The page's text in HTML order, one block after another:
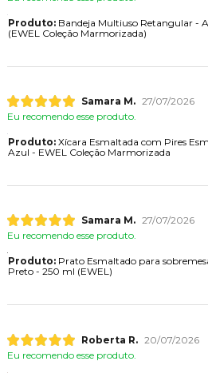
Produto:Bandeja Multiuso Retangular -
(EWEL Coleção Marmorizada)
Samara M. 27/07/2026
Eu recomendo esse produto.
Produto:Xícara Esmaltada com Pires
Azul - EWEL Coleção Marmorizada
Samara M. 27/07/2026
Eu recomendo esse produto.
Produto:Prato Esmaltado para
Preto - 250 ml (EWEL)
Roberta R. 20/07/2026
Eu recomendo esse produto.